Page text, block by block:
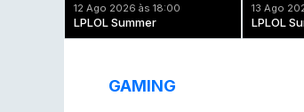
12 Ago 2026 às 18:00
LPLOL Summer
13 Ago
LPLOL
GAMING